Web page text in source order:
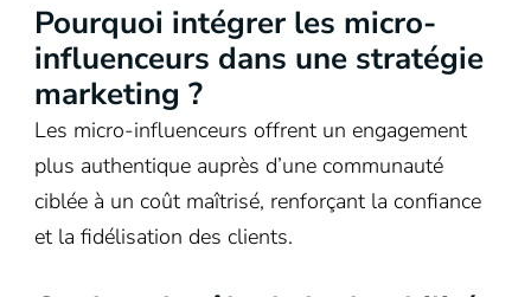
Pourquoi intégrer les micro-
influenceurs dans une stratégie
marketing ?
Les micro-influenceurs offrent un engagement
plus authentique auprès d’une communauté
ciblée à un coût maîtrisé, renforçant la confiance
et la fidélisation des clients.